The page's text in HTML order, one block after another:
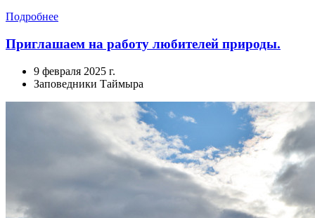
Подробнее
Приглашаем на работу любителей природы.
9 февраля 2025 г.
Заповедники Таймыра